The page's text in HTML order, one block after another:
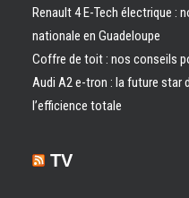
Renault 4 E-Tech électrique :
nationale en Guadeloupe
Coffre de toit : nos conseils
Audi A2 e-tron : la future star
l’efficience totale
TV